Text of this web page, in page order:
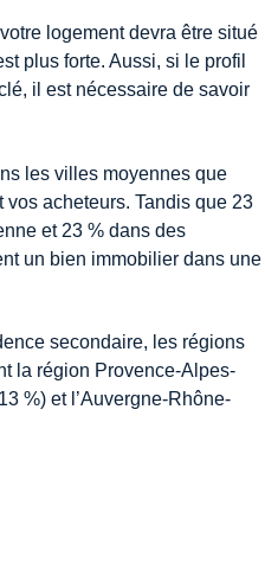
logement devra être situé
plus forte. Aussi, si le profil
il est nécessaire de savoir
les villes moyennes que
acheteurs. Tandis que 23
et 23 % dans des
un bien immobilier dans une
secondaire, les régions
la région Provence-Alpes-
%) et l’Auvergne-Rhône-